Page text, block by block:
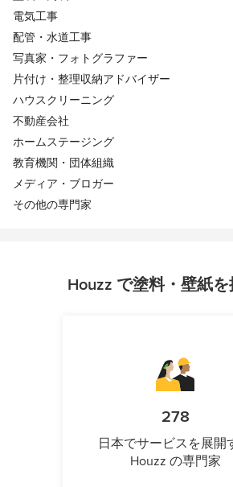
電気工事
配管・水道工事
写真家・フォトグラファー
片付け・整理収納アドバイザー
ハウスクリーニング
不動産会社
ホームステージング
教育機関・団体組織
メディア・ブロガー
その他の専門家
Houzz で塗料・壁紙
278
日本でサービスを展開
Houzz の専門家